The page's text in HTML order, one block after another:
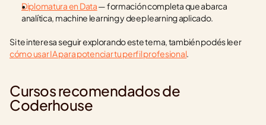
Diplomatura en Data — formación completa que abarca
analítica, machine learning y deep learning aplicado.
Si te interesa seguir explorando este tema, también podés leer
cómo usar IA para potenciar tu perfil profesional.
Cursos recomendados de
Coderhouse